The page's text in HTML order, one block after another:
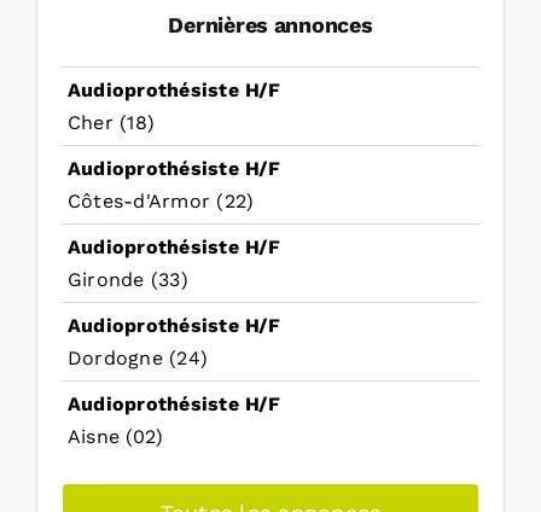
Dernières annonces
Audioprothésiste H/F
Cher (18)
Audioprothésiste H/F
Côtes-d'Armor (22)
Audioprothésiste H/F
Gironde (33)
Audioprothésiste H/F
Dordogne (24)
Audioprothésiste H/F
Aisne (02)